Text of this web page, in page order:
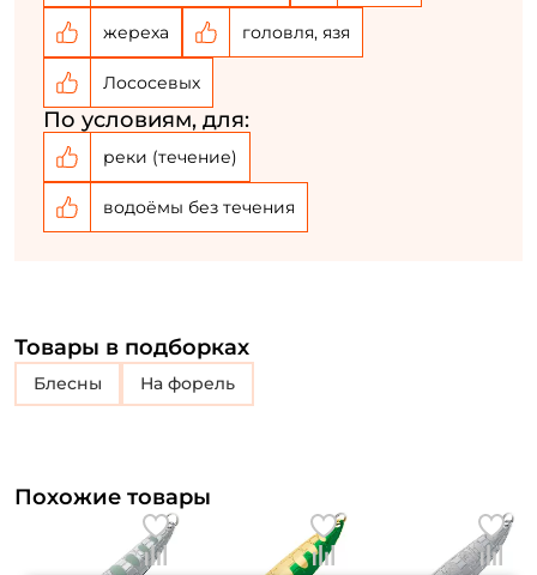
жереха головля, язя
Лососевых
По условиям, для:
реки (течение)
водоёмы без течения
Товары в подборках
блесны на форель
Похожие товары